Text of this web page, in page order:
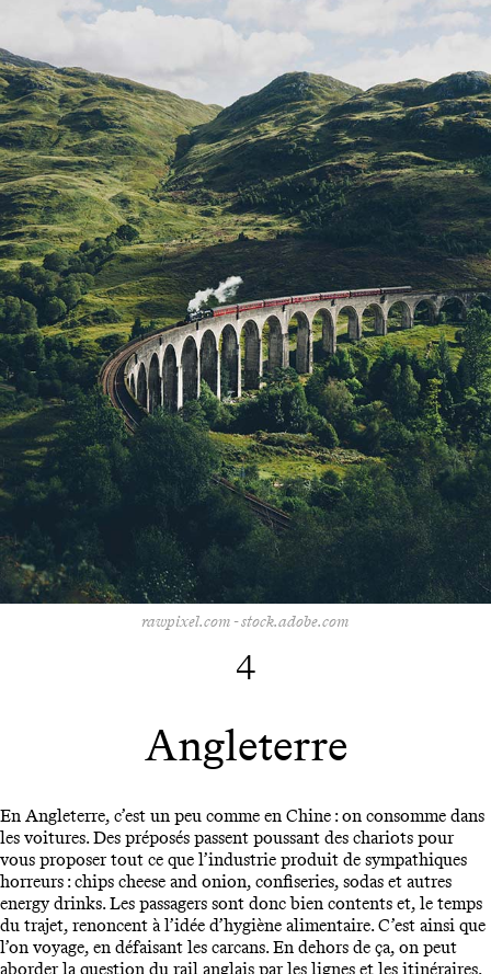
rawpixel.com - stock.adobe.com
4
Angleterre
En Angleterre, c’est un peu comme en Chine : on consomme dans
les voitures. Des préposés passent poussant des chariots pour
vous proposer tout ce que l’industrie produit de sympathiques
horreurs : chips cheese and onion, confiseries, sodas et autres
energy drinks. Les passagers sont donc bien contents et, le temps
du trajet, renoncent à l’idée d’hygiène alimentaire. C’est ainsi que
l’on voyage, en défaisant les carcans. En dehors de ça, on peut
aborder la question du rail anglais par les lignes et les itinéraires.